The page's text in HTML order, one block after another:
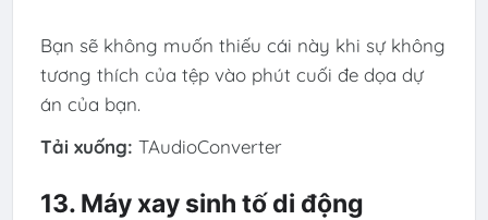
Bạn sẽ không muốn thiếu cái này khi sự không
tương thích của tệp vào phút cuối đe dọa dự
án của bạn.
Tải xuống: TAudioConverter
13. Máy xay sinh tố di động